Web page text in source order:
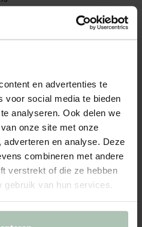
en advertenties te
voor social media te bieden
analyseren. Ook delen we
onze site met onze
en analyse. Deze
combineren met andere
verstrekt of die ze hebben
gebruik van hun services.